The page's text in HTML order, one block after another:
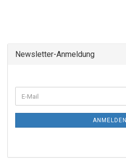
Newsletter-Anmeldung
ANMELDEN